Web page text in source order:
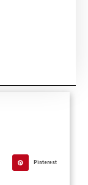
Pinterest